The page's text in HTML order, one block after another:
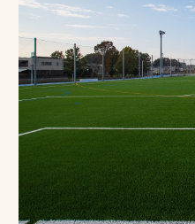
ント
（芝